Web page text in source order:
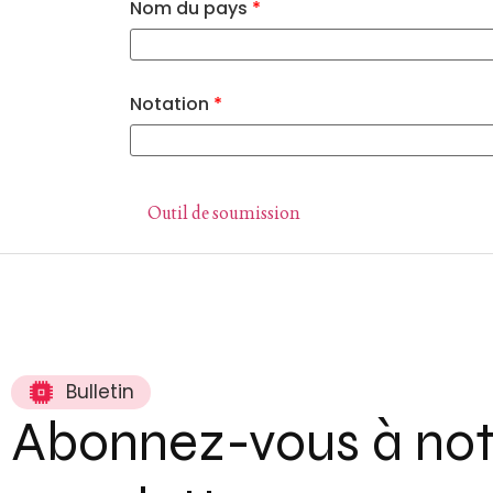
Nom du pays *
Notation *
Outil de soumission
Bulletin
Abonnez-vous à